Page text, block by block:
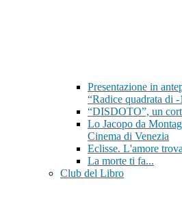
Presentazione in
“Radice quadrata di -
“DISDOTO”, un
Lo Jacopo da
Cinema di Venezia
Eclisse. L'amore
La morte ti fa...
Club del Libro